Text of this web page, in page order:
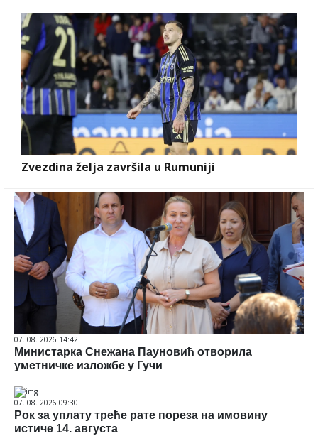
Zvezdina želja završila u Rumuniji
07. 08. 2026 14:42
Министарка Снежана Пауновић отворила
уметничке изложбе у Гучи
07. 08. 2026 09:30
Рок за уплату треће рате пореза на имовину
истиче 14. августа